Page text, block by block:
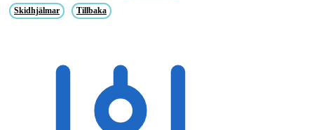
Skidhjälmar Tillbaka